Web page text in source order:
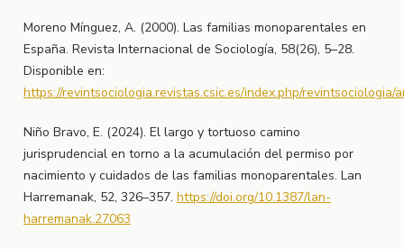
Moreno Mínguez, A. (2000). Las familias monoparentales en
España. Revista Internacional de Sociología, 58(26), 5–28.
Disponible en:
https://revintsociologia.revistas.csic.es/index.php/revintsociologia/
Niño Bravo, E. (2024). El largo y tortuoso camino
jurisprudencial en torno a la acumulación del permiso por
nacimiento y cuidados de las familias monoparentales. Lan
Harremanak, 52, 326–357. https://doi.org/10.1387/lan-
harremanak.27063